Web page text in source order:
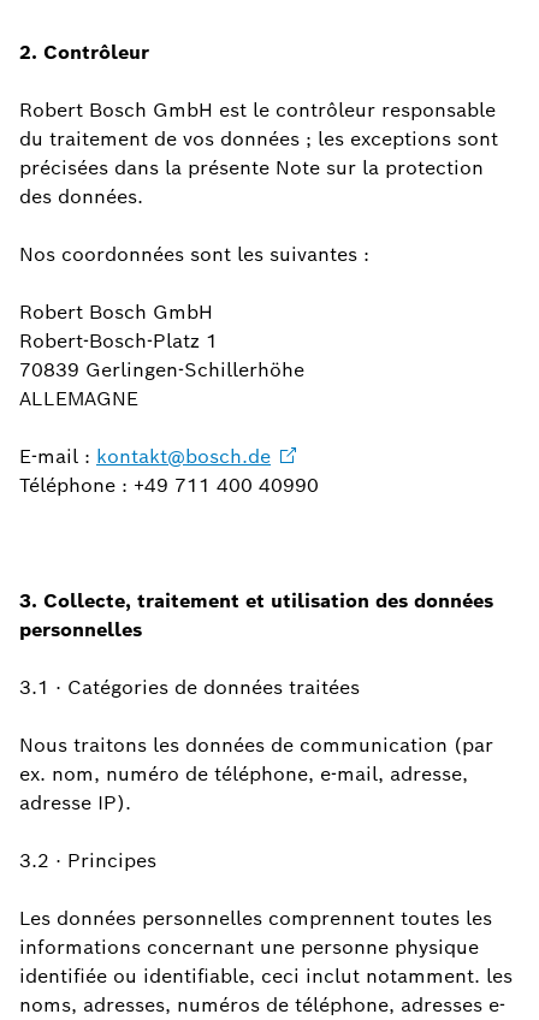
2. Contrôleur
Robert Bosch GmbH est le contrôleur responsable
du traitement de vos données ; les exceptions sont
précisées dans la présente Note sur la protection
des données.
Nos coordonnées sont les suivantes :
Robert Bosch GmbH
Robert-Bosch-Platz 1
70839 Gerlingen-Schillerhöhe
ALLEMAGNE
E-mail : kontakt@bosch.de
Téléphone : +49 711 400 40990
3. Collecte, traitement et utilisation des données
personnelles
3.1 · Catégories de données traitées
Nous traitons les données de communication (par
ex. nom, numéro de téléphone, e-mail, adresse,
adresse IP).
3.2 · Principes
Les données personnelles comprennent toutes les
informations concernant une personne physique
identifiée ou identifiable, ceci inclut notamment. les
noms, adresses, numéros de téléphone, adresses e-